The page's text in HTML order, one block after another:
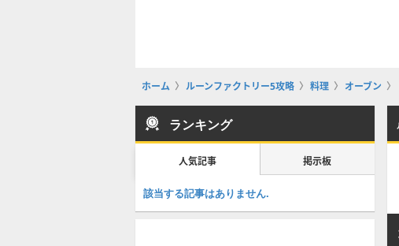
ホーム ルーンファクトリー5攻略 料理 オーブン
ランキング
人気記事 掲示板
該当する記事はありません.